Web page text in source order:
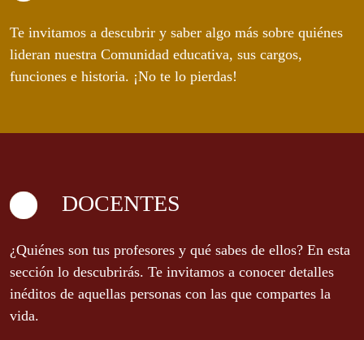
Te invitamos a descubrir y saber algo más sobre quiénes
lideran nuestra Comunidad educativa, sus cargos,
funciones e historia. ¡No te lo pierdas!
DOCENTES
¿Quiénes son tus profesores y qué sabes de ellos? En esta
sección lo descubrirás. Te invitamos a conocer detalles
inéditos de aquellas personas con las que compartes la
vida.